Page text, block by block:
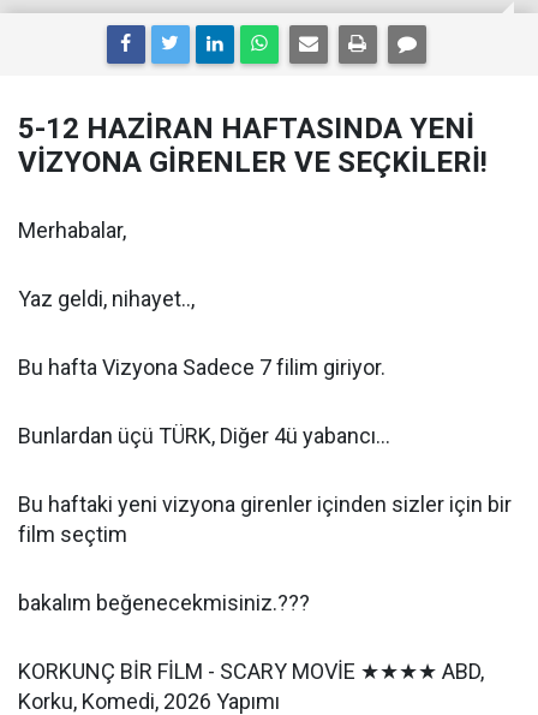
5-12 HAZİRAN HAFTASINDA YENİ
VİZYONA GİRENLER VE SEÇKİLERİ!
Merhabalar,
Yaz geldi, nihayet..,
Bu hafta Vizyona Sadece 7 filim giriyor.
Bunlardan üçü TÜRK, Diğer 4ü yabancı...
Bu haftaki yeni vizyona girenler içinden sizler için bir
film seçtim
bakalım beğenecekmisiniz.???
KORKUNÇ BİR FİLM - SCARY MOVİE ★★★★ ABD,
Korku, Komedi, 2026 Yapımı